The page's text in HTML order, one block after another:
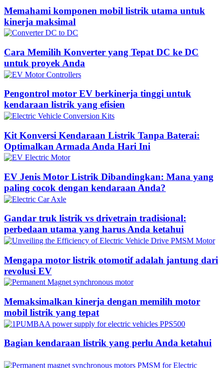
Memahami komponen mobil listrik utama untuk
kinerja maksimal
Cara Memilih Konverter yang Tepat DC ke DC
untuk proyek Anda
Pengontrol motor EV berkinerja tinggi untuk
kendaraan listrik yang efisien
Kit Konversi Kendaraan Listrik Tanpa Baterai:
Optimalkan Armada Anda Hari Ini
EV Jenis Motor Listrik Dibandingkan: Mana yang
paling cocok dengan kendaraan Anda?
Gandar truk listrik vs drivetrain tradisional:
perbedaan utama yang harus Anda ketahui
Mengapa motor listrik otomotif adalah jantung dari
revolusi EV
Memaksimalkan kinerja dengan memilih motor
mobil listrik yang tepat
Bagian kendaraan listrik yang perlu Anda ketahui